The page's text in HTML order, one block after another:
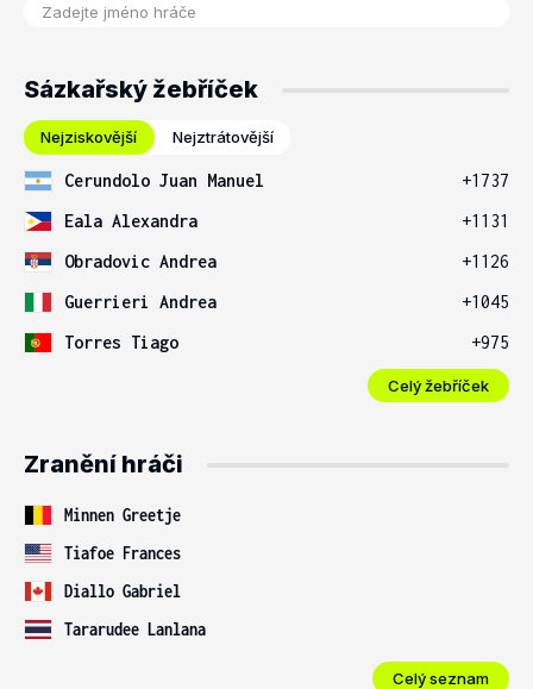
Sázkařský žebříček
Nejziskovější Nejztrátovější
Cerundolo Juan Manuel
+1737
Eala Alexandra
+1131
Obradovic Andrea
+1126
Guerrieri Andrea
+1045
Torres Tiago
+975
Celý žebříček
Zranění hráči
Minnen Greetje
Tiafoe Frances
Diallo Gabriel
Tararudee Lanlana
Celý seznam